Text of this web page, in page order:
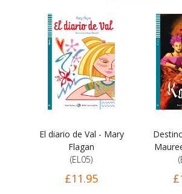
El diario de Val - Mary
Flagan
(EL05)
£11.95